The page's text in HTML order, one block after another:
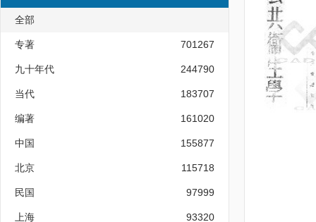
全部
专著 701267
九十年代 244790
当代 183707
编著 161020
中国 155877
北京 115718
民国 97999
上海 93320